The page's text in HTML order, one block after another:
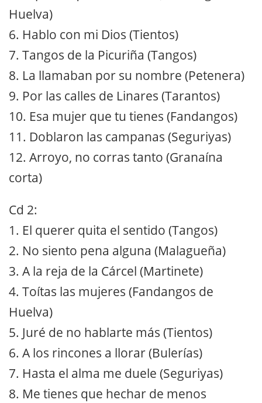
Huelva)
6. Hablo con mi Dios (Tientos)
7. Tangos de la Picuriña (Tangos)
8. La llamaban por su nombre (Petenera)
9. Por las calles de Linares (Tarantos)
10. Esa mujer que tu tienes (Fandangos)
11. Doblaron las campanas (Seguriyas)
12. Arroyo, no corras tanto (Granaína
corta)
Cd 2:
1. El querer quita el sentido (Tangos)
2. No siento pena alguna (Malagueña)
3. A la reja de la Cárcel (Martinete)
4. Toítas las mujeres (Fandangos de
Huelva)
5. Juré de no hablarte más (Tientos)
6. A los rincones a llorar (Bulerías)
7. Hasta el alma me duele (Seguriyas)
8. Me tienes que hechar de menos